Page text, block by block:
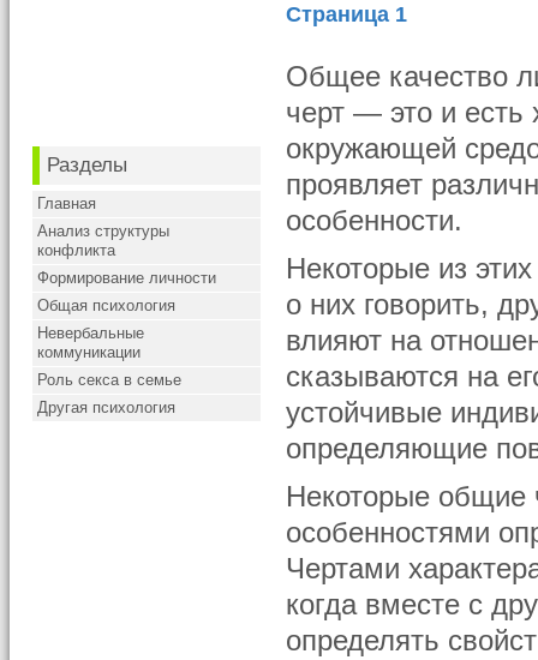
Разделы
Главная
Анализ структуры
конфликта
Формирование личности
Общая психология
Невербальные
коммуникации
Роль секса в семье
Другая психология
Страница 1
Общее качество
черт — это и есть
окружающей
проявляет
особенности.
Некоторые из
о них говорить,
влияют на
сказываются на
устойчивые
определяющие
Некоторые общие
особенностями
Чертами
когда вместе с
определять